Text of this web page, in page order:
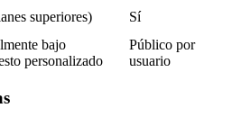
superiores)
Sí
bajo
personalizado
Público por
usuario